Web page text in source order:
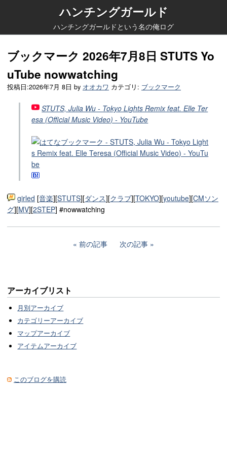
ハンチングガールド
ハンチングガールドという名の俺ログ
ブックマーク 2026年7月8日 STUTS Yo
uTube nowwatching
投稿日:2026年7月 8日 by オオカワ カテゴリ: ブックマーク
STUTS, Julia Wu - Tokyo Lights Remix feat. Elle Ter
esa (Official Music Video) - YouTube
girled [音楽][STUTS][ダンス][クラブ][TOKYO][youtube][CMソン
グ][MV][2STEP] #nowwatching
前の記事 次の記事
アーカイブリスト
月別アーカイブ
カテゴリーアーカイブ
マップアーカイブ
アイテムアーカイブ
このブログを購読